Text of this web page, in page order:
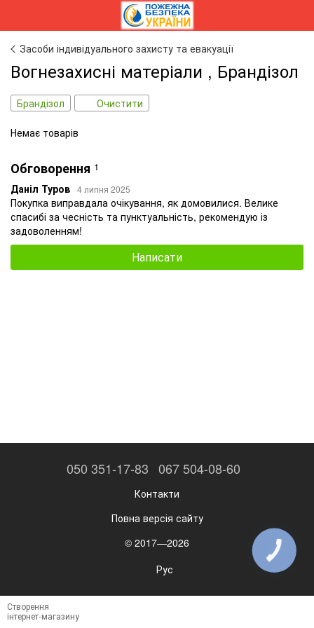
Засоби індивідуального захисту та евакуації
Вогнезахисні матеріали , Брандізол
Брандізол Очистити
Немає товарів
Обговорення 1
Даніл Туров 4 липня 2025
Покупка виправдала очікування, як домовилися. Велике
спасибі за чесність та пунктуальність, рекомендую із
задоволенням!
Написати
050 351-17-83 067 504-08-60
Контакти
Повна версія сайту
© 2017—2026
Рус
Створення
інтернет-магазину
КНОПКА
ЗВ'ЯЗКУ